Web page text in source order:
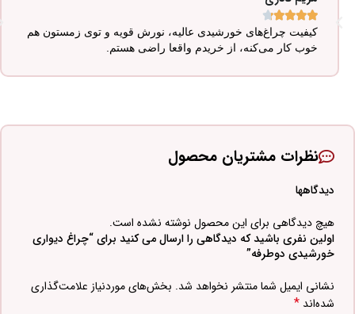





کیفیت چراغ‌های خورشیدی عالیه، نورش قویه و توی زمستون هم
خوب کار می‌کنه، از خریدم واقعا راضی هستم.
نظرات مشتریان محصول
دیدگاهها
هیچ دیدگاهی برای این محصول نوشته نشده است.
اولین نفری باشید که دیدگاهی را ارسال می کنید برای “چراغ دیواری
خورشیدی دوطرفه”
نشانی ایمیل شما منتشر نخواهد شد. بخش‌های موردنیاز علامت‌گذاری
شده‌اند *